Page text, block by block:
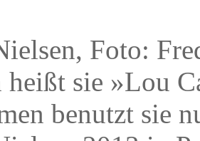
Foto:
sie »Lou
benutzt sie